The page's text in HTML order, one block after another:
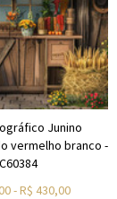
Junino
vermelho branco -
-R$ 430,00